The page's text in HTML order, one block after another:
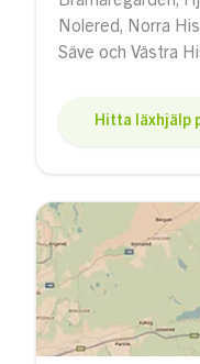
Nolered, Norra
Säve och Västra
Hitta läxhjälp